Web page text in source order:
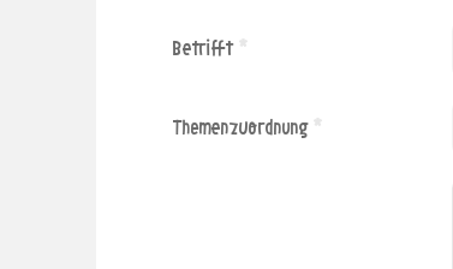
Betrifft
Themenzuordnung